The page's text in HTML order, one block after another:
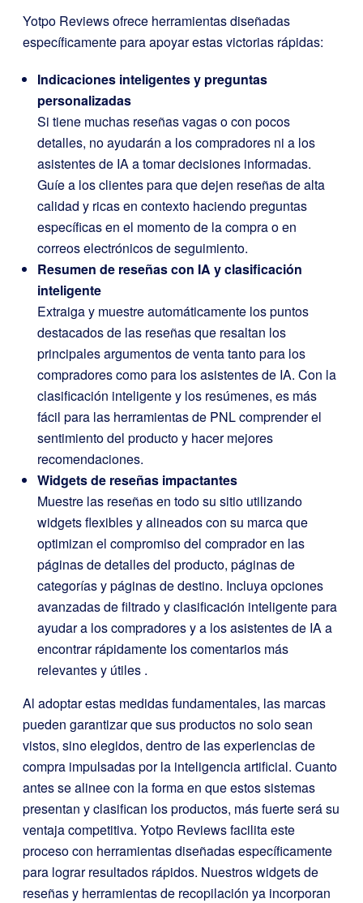
Yotpo Reviews ofrece herramientas diseñadas
específicamente para apoyar estas victorias rápidas:
Indicaciones inteligentes y preguntas
personalizadas
Si tiene muchas reseñas vagas o con pocos
detalles, no ayudarán a los compradores ni a los
asistentes de IA a tomar decisiones informadas.
Guíe a los clientes para que dejen reseñas de alta
calidad y ricas en contexto haciendo preguntas
específicas en el momento de la compra o en
correos electrónicos de seguimiento.
Resumen de reseñas con IA y clasificación
inteligente
Extraiga y muestre automáticamente los puntos
destacados de las reseñas que resaltan los
principales argumentos de venta tanto para los
compradores como para los asistentes de IA. Con la
clasificación inteligente y los resúmenes, es más
fácil para las herramientas de PNL comprender el
sentimiento del producto y hacer mejores
recomendaciones.
Widgets de reseñas impactantes
Muestre las reseñas en todo su sitio utilizando
widgets flexibles y alineados con su marca que
optimizan el compromiso del comprador en las
páginas de detalles del producto, páginas de
categorías y páginas de destino. Incluya opciones
avanzadas de filtrado y clasificación inteligente para
ayudar a los compradores y a los asistentes de IA a
encontrar rápidamente los comentarios más
relevantes y útiles .
Al adoptar estas medidas fundamentales, las marcas
pueden garantizar que sus productos no solo sean
vistos, sino elegidos, dentro de las experiencias de
compra impulsadas por la inteligencia artificial. Cuanto
antes se alinee con la forma en que estos sistemas
presentan y clasifican los productos, más fuerte será su
ventaja competitiva. Yotpo Reviews facilita este
proceso con herramientas diseñadas específicamente
para lograr resultados rápidos. Nuestros widgets de
reseñas y herramientas de recopilación ya incorporan